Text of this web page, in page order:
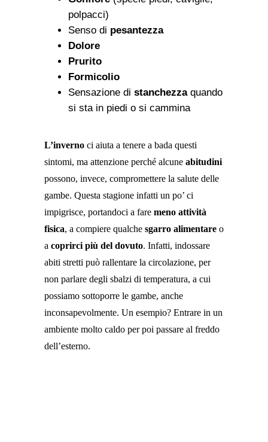
polpacci)
Senso di pesantezza
Dolore
Prurito
Formicolio
Sensazione di stanchezzaquando
si sta in piedi o si cammina
L’inverno ci aiuta a tenere a bada questi
sintomi, ma attenzione perché alcune abitudini
possono, invece, compromettere la salute delle
gambe. Questa stagione infatti un po’ ci
impigrisce, portandoci a fare meno attività
fisica, a compiere qualche sgarro alimentare o
a coprirci più del dovuto. Infatti, indossare
abiti stretti può rallentare la circolazione, per
non parlare degli sbalzi di temperatura, a cui
possiamo sottoporre le gambe, anche
inconsapevolmente. Un esempio? Entrare in un
ambiente molto caldo per poi passare al freddo
dell’esterno.